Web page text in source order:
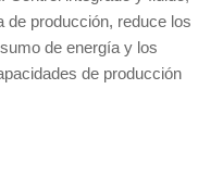
de producción, reduce los
de energía y los
de producción